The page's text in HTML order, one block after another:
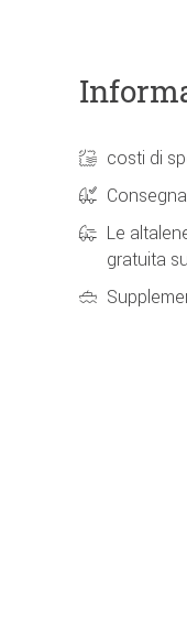
costi di
Le
gratuita